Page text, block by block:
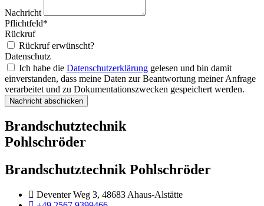
Nachricht
Pflichtfeld*
Rückruf
Rückruf erwünscht?
Datenschutz
Ich habe die Datenschutzerklärung gelesen und bin damit
einverstanden, dass meine Daten zur Beantwortung meiner Anfrage
verarbeitet und zu Dokumentationszwecken gespeichert werden.
Nachricht abschicken
Brandschutztechnik
Pohlschröder
Brandschutztechnik Pohlschröder
Deventer Weg 3, 48683 Ahaus-Alstätte